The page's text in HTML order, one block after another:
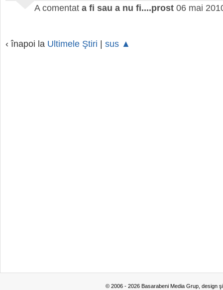
A comentat a fi sau a nu fi....prost 06 mai
‹ înapoi la Ultimele Ştiri | sus ▲
© 2006 - 2026 Basarabeni Media Grup, design